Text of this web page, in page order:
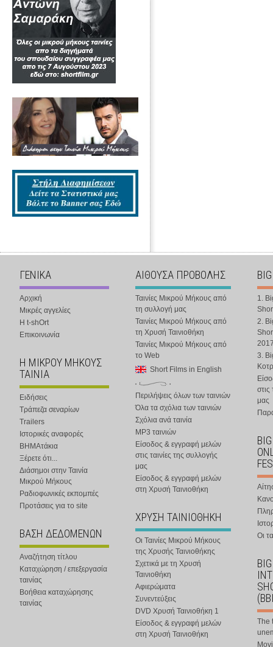
ΓΕΝΙΚΑ
Αρχική
Μικρές αγγελίες
Η t-shOrt
Επικοινωνία
Η ΜΙΚΡΟΥ ΜΗΚΟΥΣ
ΤΑΙΝΙΑ
Ειδήσεις
Τράπεζα σεναρίων
Trailers
Ιστορικές αναφορές
ΒΗΜΑτάκια
Ξέρετε ότι...
Διάσημοι στην Ταινία
Μικρού Μήκους
Ραδιοφωνικές εκπομπές
Προτάσεις για το site
ΒΑΣΗ ΔΕΔΟΜΕΝΩΝ
Αναζήτηση τίτλου
Καταχώρηση / επεξεργασία
ταινίας
Βοήθεια καταχώρησης
ταινίας
ΑΙΘΟΥΣΑ ΠΡΟΒΟΛΗΣ
Ταινίες Μικρού Μήκους από
τη συλλογή μας
Ταινίες Μικρού Μήκους από
τη Χρυσή Ταινιοθήκη
Ταινίες Μικρού Μήκους από
το Web
Short Films in English
Περιλήψεις όλων των ταινιών
Όλα τα σχόλια των ταινιών
Σχόλια ανά ταινία
MP3 ταινιών
Είσοδος & εγγραφή μελών
στις ταινίες της συλλογής
μας
Είσοδος & εγγραφή μελών
στη Χρυσή Ταινιοθήκη
ΧΡΥΣΗ ΤΑΙΝΙΟΘΗΚΗ
Οι Ταινίες Μικρού Μήκους
της Χρυσής Ταινιοθήκης
Σχετικά με τη Χρυσή
Ταινιοθήκη
Αφιερώματα
Συνεντεύξεις
DVD Χρυσή Ταινιοθήκη 1
Είσοδος & εγγραφή μελών
στη Χρυσή Ταινιοθήκη
1.
2.
3.
στις
μας
Οι
The